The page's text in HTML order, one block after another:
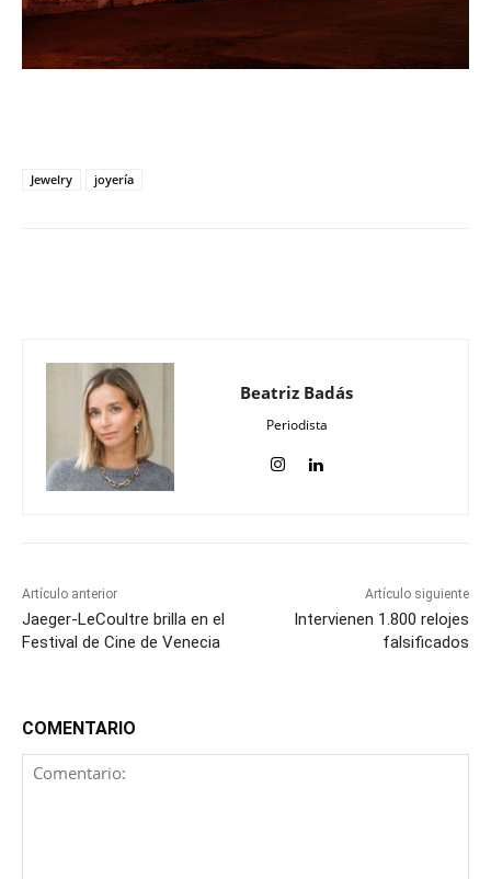
Jewelry joyería
Beatriz Badás
Periodista
Artículo anterior
Jaeger-LeCoultre brilla en el
Festival de Cine de Venecia
Artículo siguiente
Intervienen 1.800 relojes
falsificados
COMENTARIO